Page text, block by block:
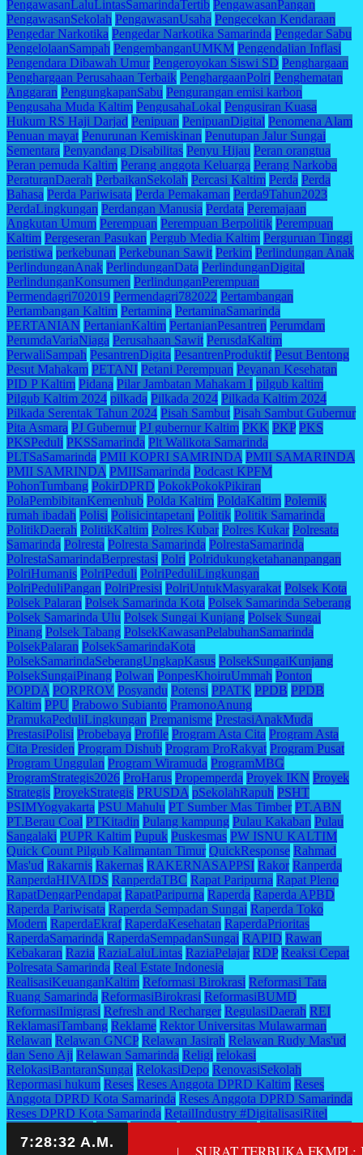
PengawasanLaluLintasSamarindaTertib PengawasanPangan
PengawasanSekolah PengawasanUsaha Pengecekan Kendaraan
Pengedar Narkotika Pengedar Narkotika Samarinda Pengedar Sabu
PengelolaanSampah PengembanganUMKM Pengendalian Inflasi
Pengendara Dibawah Umur Pengeroyokan Siswi SD Penghargaan
Penghargaan Perusahaan Terbaik PenghargaanPolri Penghematan
Anggaran PengungkapanSabu Pengurangan emisi karbon
Pengusaha Muda Kaltim PengusahaLokal Pengusiran Kuasa
Hukum RS Haji Darjad Penipuan PenipuanDigital Penomena Alam
Penuan mayat Penurunan Kemiskinan Penutupan Jalur Sungai
Sementara Penyandang Disabilitas Penyu Hijau Peran orangtua
Peran pemuda Kaltim Perang anggota Keluarga Perang Narkoba
PeraturanDaerah PerbaikanSekolah Percasi Kaltim Perda Perda
Bahasa Perda Pariwisata Perda Pemakaman Perda9Tahun2023
PerdaLingkungan Perdangan Manusia Perdata Peremajaan
Angkutan Umum Perempuan Perempuan Berpolitik Perempuan
Kaltim Pergeseran Pasukan Pergub Media Kaltim Perguruan Tinggi
peristiwa perkebunan Perkebunan Sawit Perkim Perlindungan Anak
PerlindunganAnak PerlindunganData PerlindunganDigital
PerlindunganKonsumen PerlindunganPerempuan
Permendagri702019 Permendagri782022 Pertambangan
Pertambangan Kaltim Pertamina PertaminaSamarinda
PERTANIAN PertanianKaltim PertanianPesantren Perumdam
PerumdaVariaNiaga Perusahaan Sawit PerusdaKaltim
PerwaliSampah PesantrenDigita PesantrenProduktif Pesut Bentong
Pesut Mahakam PETANI Petani Perempuan Peyanan Kesehatan
PID P Kaltim Pidana Pilar Jambatan Mahakam I pilgub kaltim
Pilgub Kaltim 2024 pilkada Pilkada 2024 Pilkada Kaltim 2024
Pilkada Serentak Tahun 2024 Pisah Sambut Pisah Sambut Gubernur
Pita Asmara PJ Gubernur PJ gubernur Kaltim PKK PKP PKS
PKSPeduli PKSSamarinda Plt Walikota Samarinda
PLTSaSamarinda PMII KOPRI SAMRINDA PMII SAMARINDA
PMII SAMRINDA PMIISamarinda Podcast KPFM
PohonTumbang PokirDPRD PokokPokokPikiran
PolaPembibitanKemenhub Polda Kaltim PoldaKaltim Polemik
rumah ibadah Polisi Polisicintapetani Politik Politik Samarinda
PolitikDaerah PolitikKaltim Polres Kubar Polres Kukar Polresata
Samarinda Polresta Polresta Samarinda PolrestaSamarinda
PolrestaSamarindaBerprestasi Polri Polridukungketahananpangan
PolriHumanis PolriPeduli PolriPeduliLingkungan
PolriPeduliPangan PolriPresisi PolriUntukMasyarakat Polsek Kota
Polsek Palaran Polsek Samarinda Kota Polsek Samarinda Seberang
Polsek Samarinda Ulu Polsek Sungai Kunjang Polsek Sungai
Pinang Polsek Tabang PolsekKawasanPelabuhanSamarinda
PolsekPalaran PolsekSamarindaKota
PolsekSamarindaSeberangUngkapKasus PolsekSungaiKunjang
PolsekSungaiPinang Polwan PonpesKhoiruUmmah Ponton
POPDA PORPROV Posyandu Potensi PPATK PPDB PPDB
Kaltim PPU Prabowo Subianto PramonoAnung
PramukaPeduliLingkungan Premanisme PrestasiAnakMuda
PrestasiPolisi Probebaya Profile Program Asta Cita Program Asta
Cita Presiden Program Dishub Program ProRakyat Program Pusat
Program Unggulan Program Wiramuda ProgramMBG
ProgramStrategis2026 ProHarus Propemperda Proyek IKN Proyek
Strategis ProyekStrategis PRUSDA pSekolahRapuh PSHT
PSIMYogyakarta PSU Mahulu PT Sumber Mas Timber PT.ABN
PT.Berau Coal PTKitadin Pulang kampung Pulau Kakaban Pulau
Sangalaki PUPR Kaltim Pupuk Puskesmas PW ISNU KALTIM
Quick Count Pilgub Kalimantan Timur QuickResponse Rahmad
Mas'ud Rakarnis Rakernas RAKERNASAPPSI Rakor Ranperda
RanperdaHIVAIDS RanperdaTBC Rapat Paripurna Rapat Pleno
RapatDengarPendapat RapatParipurna Raperda Raperda APBD
Raperda Pariwisata Raperda Sempadan Sungai Raperda Toko
Modern RaperdaEkraf RaperdaKesehatan RaperdaPrioritas
RaperdaSamarinda RaperdaSempadanSungai RAPID Rawan
Kebakaran Razia RaziaLaluLintas RaziaPelajar RDP Reaksi Cepat
Polresata Samarinda Real Estate Indonesia
RealisasiKeuanganKaltim Reformasi Birokrasi Reformasi Tata
Ruang Samarinda ReformasiBirokrasi ReformasiBUMD
ReformasiImigrasi Refresh and Recharger RegulasiDaerah REI
ReklamasiTambang Reklame Rektor Universitas Mulawarman
Relawan Relawan GNCP Relawan Jasirah Relawan Rudy Mas'ud
dan Seno Aji Relawan Samarinda Religi relokasi
RelokasiBantaranSungai RelokasiDepo RenovasiSekolah
Repormasi hukum Reses Reses Anggota DPRD Kaltim Reses
Anggota DPRD Kota Samarinda Reses Anggota DPRD Samarinda
Reses DPRD Kota Samarinda RetailIndustry #DigitalisasiRitel
#Teknologi #IoT
Retret
kerja RevitalisasiPasar
|